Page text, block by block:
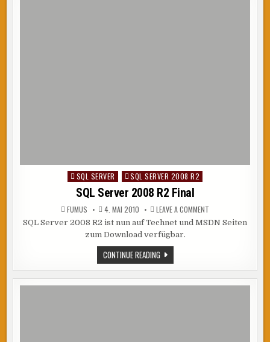
Posted
SQL SERVER SQL SERVER 2008 R2
SQL Server 2008 R2 Final
FUMUS 4. MAI 2010 LEAVE A COMMENT
SERVER
SQL Server 2008 R2 ist nun auf Technet und MSDN Seiten
zum Download verfügbar.
CONTINUE READINGSQL
SERVER
2008
R2
FINAL